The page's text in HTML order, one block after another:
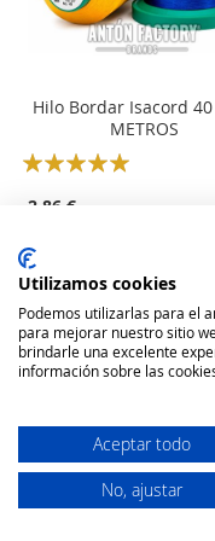
Hilo Bordar Isacord
METROS
Rating:
2,86 €
Utilizamos cookies
Podemos utilizarlas para el
para mejorar nuestro sitio
brindarle una excelente
información sobre las
Aceptar todo
No, ajustar